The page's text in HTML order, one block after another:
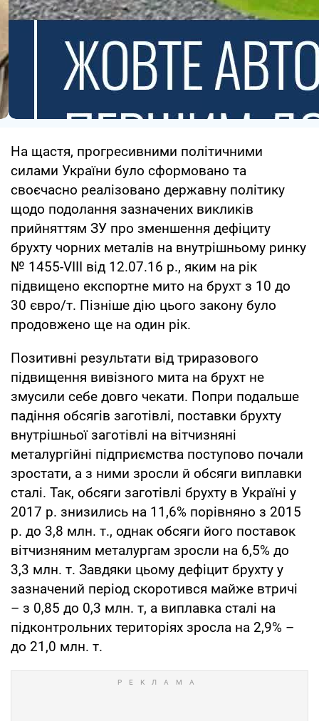
На щастя, прогресивними політичними
силами України було сформовано та
своєчасно реалізовано державну політику
щодо подолання зазначених викликів
прийняттям ЗУ про зменшення дефіциту
брухту чорних металів на внутрішньому ринку
№ 1455-VIII від 12.07.16 р., яким на рік
підвищено експортне мито на брухт з 10 до
30 євро/т. Пізніше дію цього закону було
продовжено ще на один рік.
Позитивні результати від триразового
підвищення вивізного мита на брухт не
змусили себе довго чекати. Попри подальше
падіння обсягів заготівлі, поставки брухту
внутрішньої заготівлі на вітчизняні
металургійні підприємства поступово почали
зростати, а з ними зросли й обсяги виплавки
сталі. Так, обсяги заготівлі брухту в Україні у
2017 р. знизились на 11,6% порівняно з 2015
р. до 3,8 млн. т., однак обсяги його поставок
вітчизняним металургам зросли на 6,5% до
3,3 млн. т. Завдяки цьому дефіцит брухту у
зазначений період скоротився майже втричі
– з 0,85 до 0,3 млн. т, а виплавка сталі на
підконтрольних територіях зросла на 2,9% –
до 21,0 млн. т.